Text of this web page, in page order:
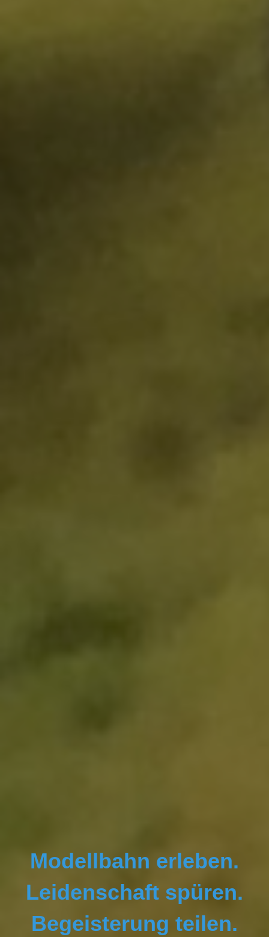
Modellbahn erleben.
Leidenschaft spüren.
Begeisterung teilen.